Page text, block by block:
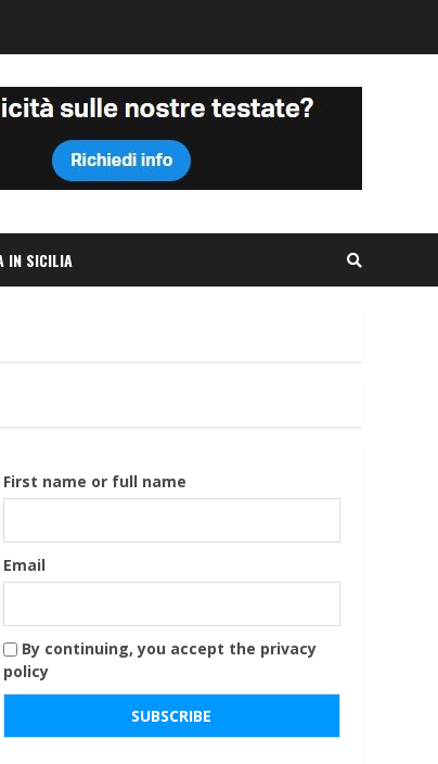
IN SICILIA
First name or full name
Email
By continuing, you accept the privacy
policy